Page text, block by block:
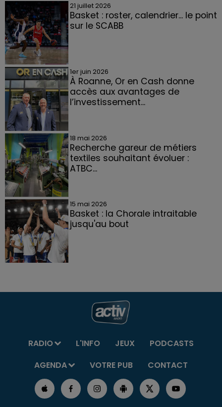
21 juillet 2026
Basket : roster, calendrier... le point
sur le SCABB
1er juin 2026
À Roanne, Or en Cash donne
accès aux avantages de
l’investissement...
18 mai 2026
Recherche gareur de métiers
textiles souhaitant évoluer :
ATBC...
15 mai 2026
Basket : la Chorale intraitable
jusqu'au bout
RADIO L'INFO JEUX
PODCASTS
AGENDA
VOTRE PUB CONTACT